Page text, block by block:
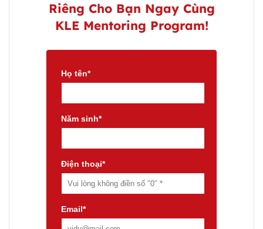
Riêng Cho Bạn Ngay Cùng
KLE Mentoring Program!